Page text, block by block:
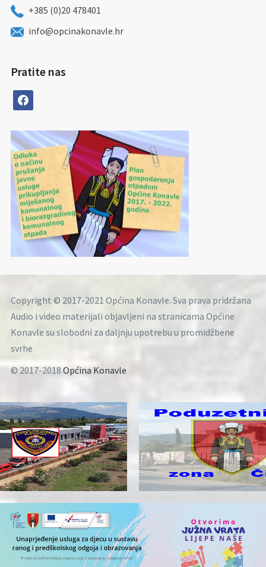
+385 (0)20 478401
info@opcinakonavle.hr
Pratite nas
facebook
Copyright © 2017-2021 Općina Konavle. Sva prava pridržana
Audio i video materijali objavljeni na stranicama Općine
Konavle su slobodni za daljnju upotrebu u promidžbene
svrhe
© 2017-2018 Općina Konavle